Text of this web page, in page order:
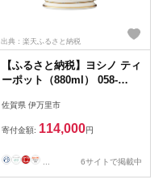
出典：楽天ふるさと納税
【ふるさと納税】ヨシノ ティ
ーポット（880ml） 058-
佐賀県 伊万里市
寄付金額: 114,000円
6サイトで掲載中